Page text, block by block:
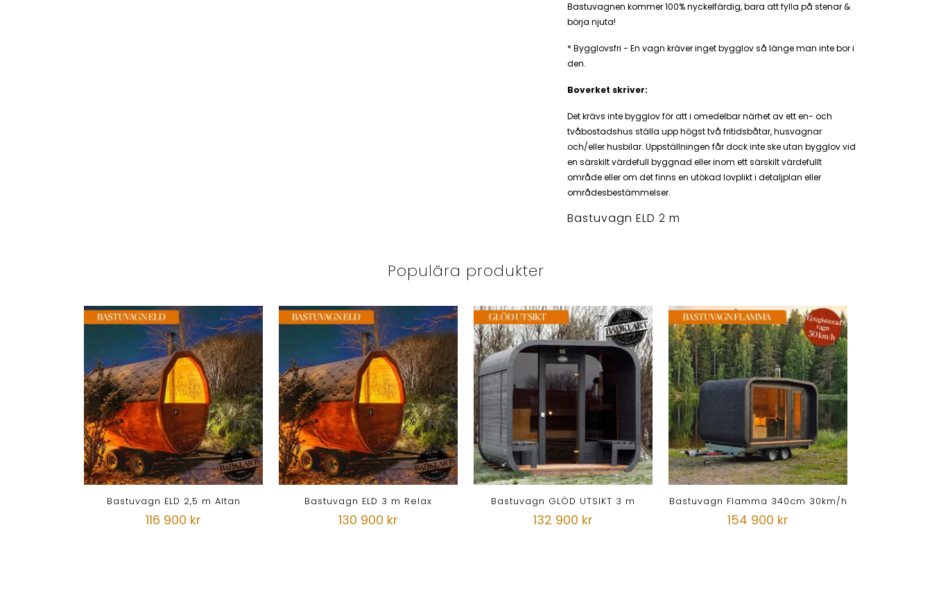
Bastuvagnen kommer 100% nyckelfärdig, bara att fylla på stenar &
börja njuta!
* Bygglovsfri - En vagn kräver inget bygglov så länge man inte bor i
den.
Boverket skriver:
Det krävs inte bygglov för att i omedelbar närhet av ett en- och
tvåbostadshus ställa upp högst två fritidsbåtar, husvagnar
och/eller husbilar. Uppställningen får dock inte ske utan bygglov vid
en särskilt värdefull byggnad eller inom ett särskilt värdefullt
område eller om det finns en utökad lovplikt i detaljplan eller
områdesbestämmelser.
Bastuvagn ELD 2 m
Populära produkter
Bastuvagn ELD 2,5 m Altan
116 900 kr
Bastuvagn ELD 3 m Relax
130 900 kr
Bastuvagn GLÖD UTSIKT 3 m
132 900 kr
Bastuvagn Flamma 340cm 30km/h
154 900 kr